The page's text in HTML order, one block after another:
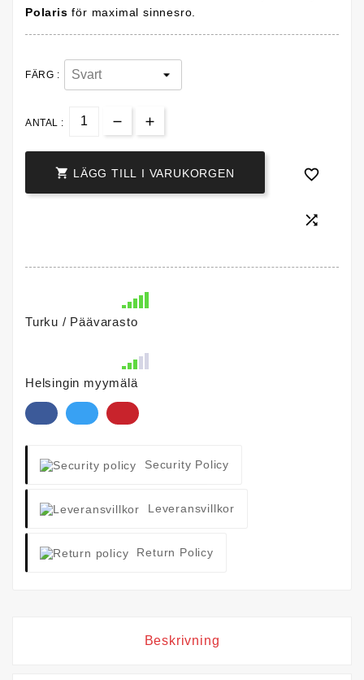
Polaris för maximal sinnesro.
FÄRG :
ANTAL :
 LÄGG TILL I VARUKORGEN 

Turku / Päävarasto
Helsingin myymälä
Security Policy
Leveransvillkor
Return Policy
Beskrivning